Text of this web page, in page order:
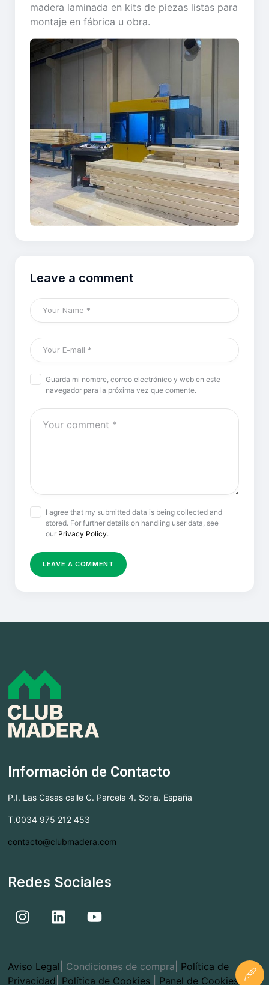
madera laminada en kits de piezas listas para
montaje en fábrica u obra.
Leave a comment
Guarda mi nombre, correo electrónico y web en este
navegador para la próxima vez que comente.
I agree that my submitted data is being collected and
stored. For further details on handling user data, see
our Privacy Policy.
Información de Contacto
P.I. Las Casas calle C. Parcela 4. Soria. España
T.0034 975 212 453
contacto@clubmadera.com
Redes Sociales
Aviso Legal | Condiciones de compra| Política de
Privacidad Política de Cookies Panel de Cookies